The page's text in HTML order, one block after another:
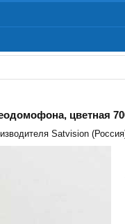
цветная
Satvision